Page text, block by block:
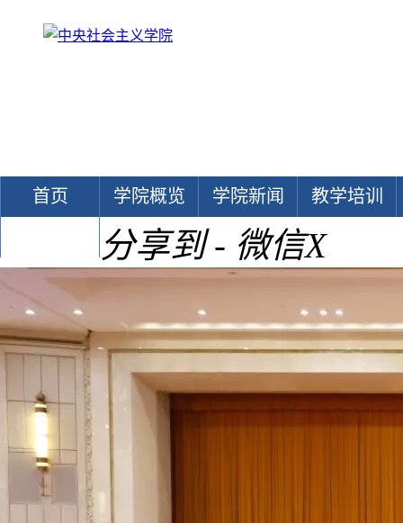
首页 学院概览 学院新闻 教学培训
分享到 - 微信X